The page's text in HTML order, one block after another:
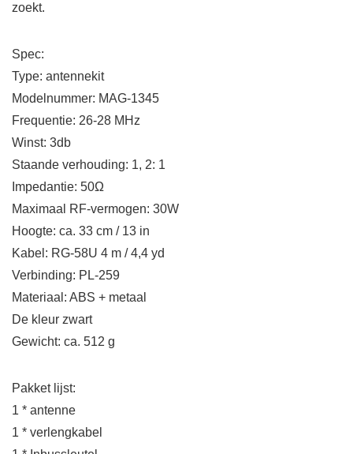
zoekt.
Spec:
Type: antennekit
Modelnummer: MAG-1345
Frequentie: 26-28 MHz
Winst: 3db
Staande verhouding: 1, 2: 1
Impedantie: 50Ω
Maximaal RF-vermogen: 30W
Hoogte: ca. 33 cm / 13 in
Kabel: RG-58U 4 m / 4,4 yd
Verbinding: PL-259
Materiaal: ABS + metaal
De kleur zwart
Gewicht: ca. 512 g
Pakket lijst:
1 * antenne
1 * verlengkabel